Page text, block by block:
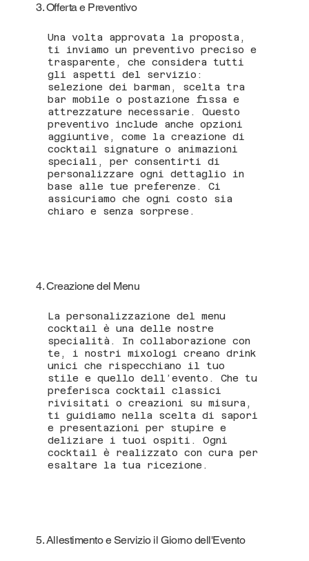
3. Offerta e Preventivo
Una volta approvata la proposta,
ti inviamo un preventivo preciso e
trasparente, che considera tutti
gli aspetti del servizio:
selezione dei barman, scelta tra
bar mobile o postazione fissa e
attrezzature necessarie. Questo
preventivo include anche opzioni
aggiuntive, come la creazione di
cocktail signature o animazioni
speciali, per consentirti di
personalizzare ogni dettaglio in
base alle tue preferenze. Ci
assicuriamo che ogni costo sia
chiaro e senza sorprese.
4. Creazione del Menu
La personalizzazione del menu
cocktail è una delle nostre
specialità. In collaborazione con
te, i nostri mixologi creano drink
unici che rispecchiano il tuo
stile e quello dell’evento. Che tu
preferisca cocktail classici
rivisitati o creazioni su misura,
ti guidiamo nella scelta di sapori
e presentazioni per stupire e
deliziare i tuoi ospiti. Ogni
cocktail è realizzato con cura per
esaltare la tua ricezione.
5. Allestimento e Servizio il Giorno dell'Evento